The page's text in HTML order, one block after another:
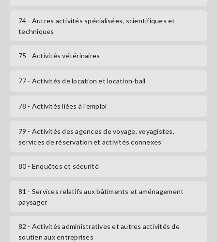
74 - Autres activités spécialisées, scientifiques et
techniques
75 - Activités vétérinaires
77 - Activités de location et location-bail
78 - Activités liées à l'emploi
79 - Activités des agences de voyage, voyagistes,
services de réservation et activités connexes
80 - Enquêtes et sécurité
81 - Services relatifs aux bâtiments et aménagement
paysager
82 - Activités administratives et autres activités de
soutien aux entreprises